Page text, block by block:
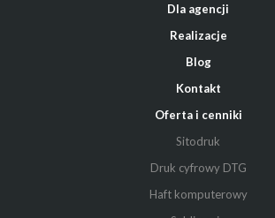
Dla agencji
Realizacje
Blog
Kontakt
Oferta i cenniki
Sitodruk
Druk cyfrowy DTG
Haft komputerowy